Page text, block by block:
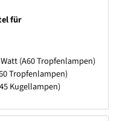
für
(A60 Tropfenlampen)
Tropfenlampen)
Kugellampen)